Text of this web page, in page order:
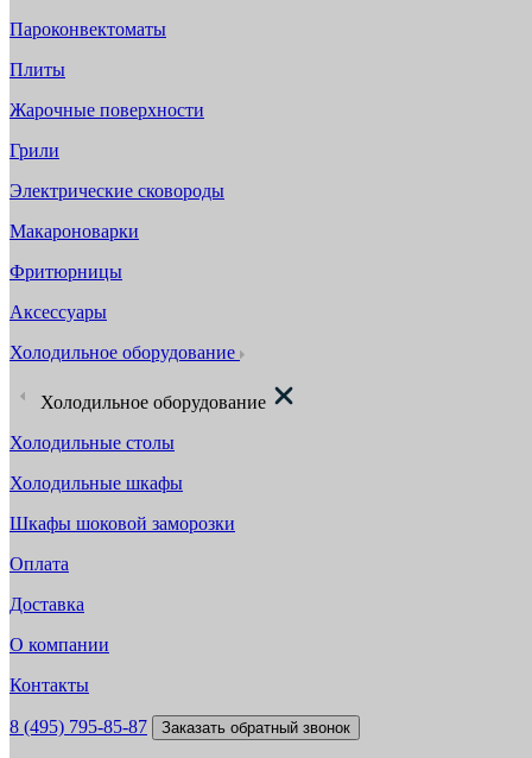
Пароконвектоматы
Плиты
Жарочные поверхности
Грили
Электрические сковороды
Макароноварки
Фритюрницы
Аксессуары
Холодильное оборудование
Холодильное оборудование
Холодильные столы
Холодильные шкафы
Шкафы шоковой заморозки
Оплата
Доставка
О компании
Контакты
8 (495) 795-85-87 Заказать обратный звонок